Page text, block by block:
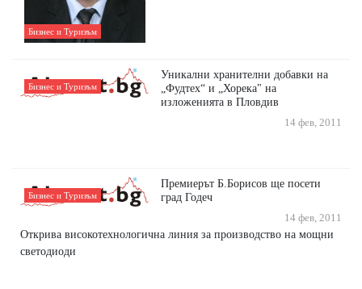
Бизнес и Туризъм
Бизнес и Туризъм
Уникални хранителни добавки на
„Фудтех“ и „Хорека" на
изложенията в Пловдив
14 фев, 2011
Бизнес и Туризъм
Премиерът Б.Борисов ще посети
град Годеч
14 фев, 2011
Открива високотехнологична линия за производство на мощни
светодиоди